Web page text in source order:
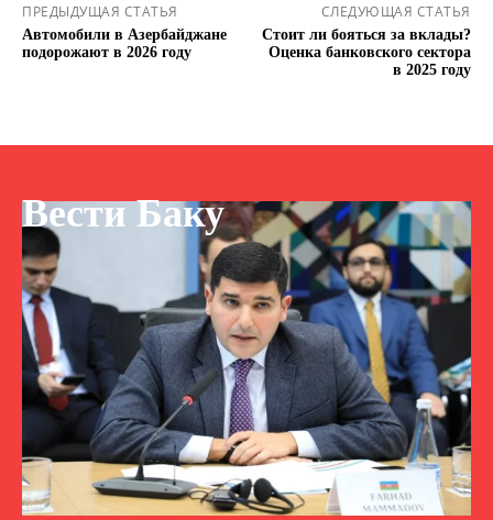
ПРЕДЫДУЩАЯ СТАТЬЯ
Автомобили в Азербайджане
подорожают в 2026 году
СЛЕДУЮЩАЯ СТАТЬЯ
Стоит ли бояться за вклады?
Оценка банковского сектора
в 2025 году
Вести Баку